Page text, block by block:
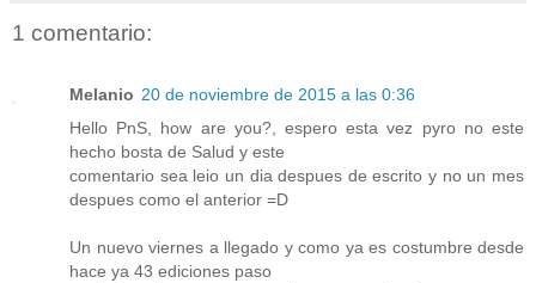
1 comentario:
Melanio 20 de noviembre de 2015 a las 0:36
Hello PnS, how are you?, espero esta vez pyro no este
hecho bosta de Salud y este
comentario sea leio un dia despues de escrito y no un mes
despues como el anterior =D
Un nuevo viernes a llegado y como ya es costumbre desde
hace ya 43 ediciones paso